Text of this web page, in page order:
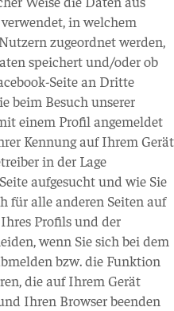
in welchem
zugeordnet werden,
speichert und/oder ob
Seite an Dritte
beim Besuch unserer
einem Profil angemeldet
Kennung auf Ihrem Gerät
in der Lage
aufgesucht und wie Sie
für alle anderen Seiten auf
Profils und der
wenn Sie sich bei dem
bzw. die Funktion
die auf Ihrem Gerät
Ihren Browser beenden